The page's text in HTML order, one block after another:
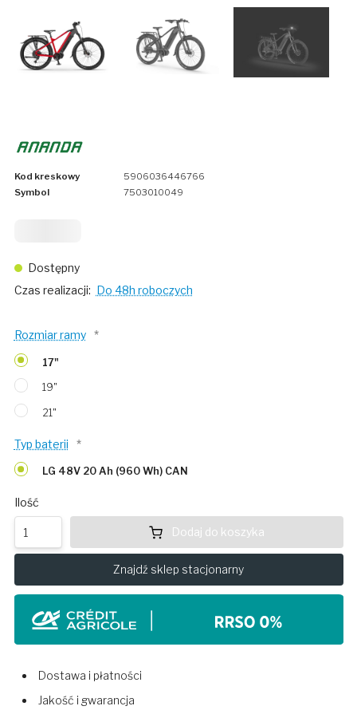
Kod kreskowy
5906036446766
Symbol
7503010049
Dostępny
Czas realizacji: Do 48h roboczych
Rozmiar ramy *
17"
19"
21"
Typ baterii *
LG 48V 20 Ah (960 Wh) CAN
Ilość
Dodaj do koszyka
Znajdź sklep stacjonarny
Dostawa i płatności
Jakość i gwarancja